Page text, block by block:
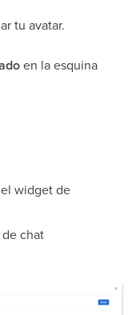
tu avatar.
en la esquina
widget de
chat